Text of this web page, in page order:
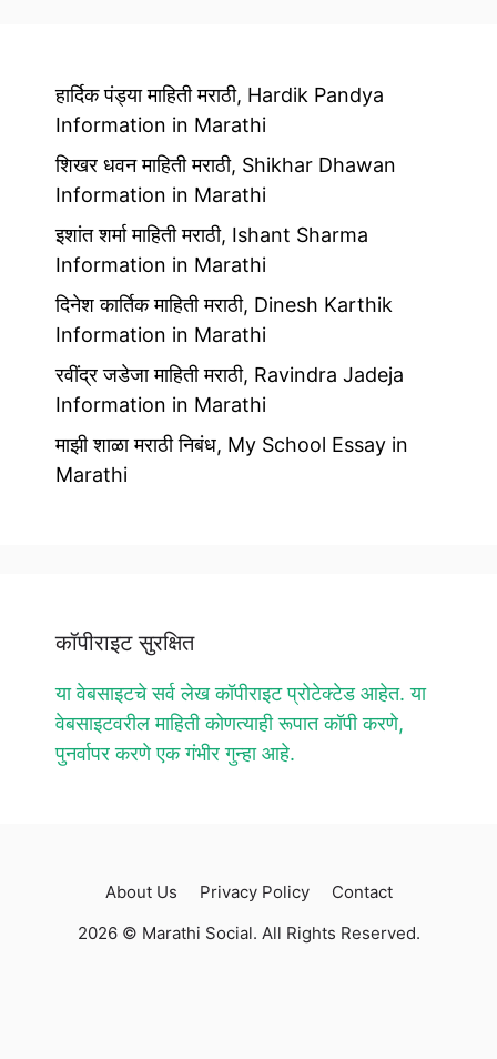
हार्दिक पंड्या माहिती मराठी, Hardik Pandya
Information in Marathi
शिखर धवन माहिती मराठी, Shikhar Dhawan
Information in Marathi
इशांत शर्मा माहिती मराठी, Ishant Sharma
Information in Marathi
दिनेश कार्तिक माहिती मराठी, Dinesh Karthik
Information in Marathi
रवींद्र जडेजा माहिती मराठी, Ravindra Jadeja
Information in Marathi
माझी शाळा मराठी निबंध, My School Essay in
Marathi
कॉपीराइट सुरक्षित
या वेबसाइटचे सर्व लेख कॉपीराइट प्रोटेक्टेड आहेत. या
वेबसाइटवरील माहिती कोणत्याही रूपात कॉपी करणे,
पुनर्वापर करणे एक गंभीर गुन्हा आहे.
About Us Privacy Policy
Contact
2026 © Marathi Social. All Rights Reserved.